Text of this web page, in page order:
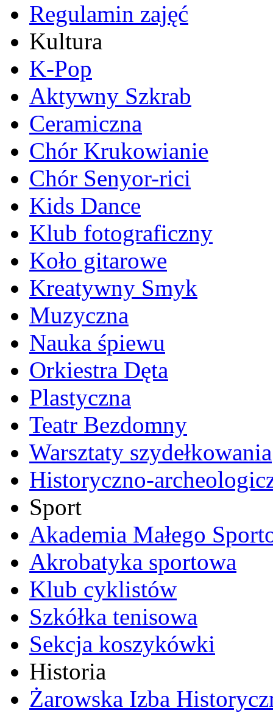
Regulamin zajęć
Kultura
K-Pop
Aktywny Szkrab
Ceramiczna
Chór Krukowianie
Chór Senyor-rici
Kids Dance
Klub fotograficzny
Koło gitarowe
Kreatywny Smyk
Muzyczna
Nauka śpiewu
Orkiestra Dęta
Plastyczna
Teatr Bezdomny
Warsztaty szydełkowania
Historyczno-
Sport
Akademia Małego
Akrobatyka sportowa
Klub cyklistów
Szkółka tenisowa
Sekcja koszykówki
Historia
Żarowska Izba